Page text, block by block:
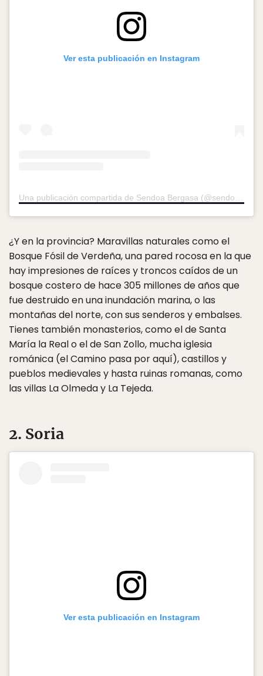
Ver esta publicación en Instagram
¿Y en la provincia? Maravillas naturales como el
Bosque Fósil de Verdeña, una pared rocosa en la que
hay impresiones de raíces y troncos caídos de un
bosque costero de hace 305 millones de años que
fue destruido en una inundación marina, o las
montañas del norte, con sus senderos y embalses.
Tienes también monasterios, como el de Santa
María la Real o el de San Zollo, mucha iglesia
románica (el Camino pasa por aquí), castillos y
pueblos medievales y hasta ruinas romanas, como
las villas La Olmeda y La Tejeda.
2. Soria
Ver esta publicación en Instagram